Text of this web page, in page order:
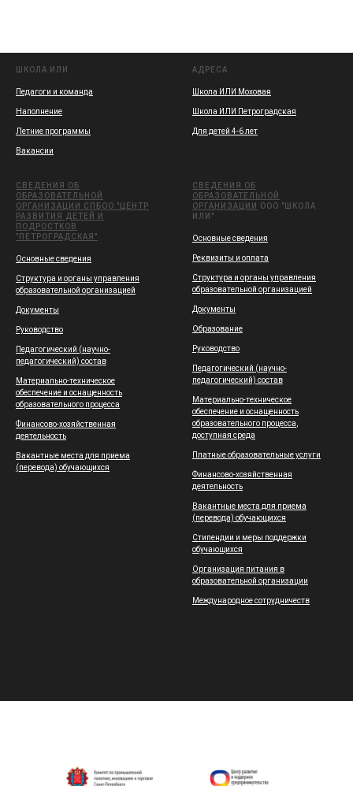
ШКОЛА ИЛИ
Педагоги и команда
Наполнение
Летние программы
Вакансии
АДРЕСА
Школа ИЛИ Моховая
Школа ИЛИ Петроградская
Для детей 4-6 лет
СВЕДЕНИЯ ОБ
ОБРАЗОВАТЕЛЬНОЙ
ОРГАНИЗАЦИИ СПБОО "ЦЕНТР
РАЗВИТИЯ ДЕТЕЙ И
ПОДРОСТКОВ
"ПЕТРОГРАДСКАЯ"
Основные сведения
Структура и органы управления
образовательной организацией
Документы
Руководство
Педагогический (научно-
педагогический) состав
Материально-техническое
обеспечение и оснащенность
образовательного процесса
Финансово-хозяйственная
деятельность
Вакантные места для приема
(перевода) обучающихся
СВЕДЕНИЯ ОБ
ОБРАЗОВАТЕЛЬНОЙ
ОРГАНИЗАЦИИ
ООО "ШКОЛА
ИЛИ"
Основные сведения
Реквизиты и оплата
Структура и органы управления
образовательной организацией
Документы
Образование
Руководство
Педагогический (научно-
педагогический) состав
Материально-техническое
обеспечение и оснащенность
образовательного процесса
доступная среда
Платные образовательные услуги
Финансово-хозяйственная
деятельность
Вакантные места для приема
(перевода) обучающихся
Стипендии и меры поддержки
обучающихся
Организация питания в
образовательной организации
Международное сотрудничеств